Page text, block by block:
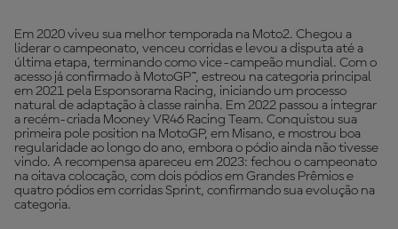
Em 2020 viveu sua melhor temporada na Moto2. Chegou a
liderar o campeonato, venceu corridas e levou a disputa até a
última etapa, terminando como vice-campeão mundial. Com o
acesso já confirmado à MotoGP™, estreou na categoria principal
em 2021 pela Esponsorama Racing, iniciando um processo
natural de adaptação à classe rainha. Em 2022 passou a integrar
a recém-criada Mooney VR46 Racing Team. Conquistou sua
primeira pole position na MotoGP, em Misano, e mostrou boa
regularidade ao longo do ano, embora o pódio ainda não tivesse
vindo. A recompensa apareceu em 2023: fechou o campeonato
na oitava colocação, com dois pódios em Grandes Prêmios e
quatro pódios em corridas Sprint, confirmando sua evolução na
categoria.